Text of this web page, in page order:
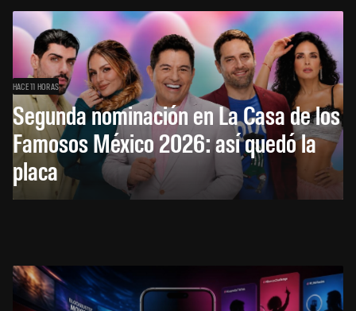
HACE 11 HORAS
Segunda nominación en La Casa de los
Famosos México 2026: así quedó la
placa